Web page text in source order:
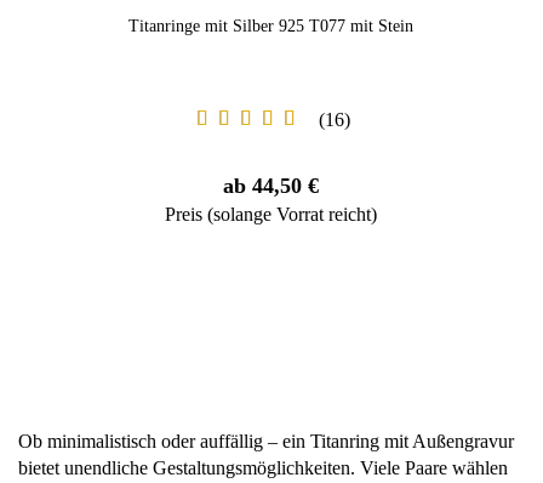
Titanringe mit Silber 925 T077 mit Stein
16
ab 44,50 €
Preis (solange Vorrat reicht)
Ob minimalistisch oder auffällig – ein Titanring mit Außengravur
bietet unendliche Gestaltungsmöglichkeiten. Viele Paare wählen